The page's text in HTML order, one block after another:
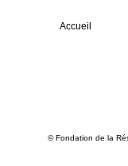
Accueil
© Fondation de la